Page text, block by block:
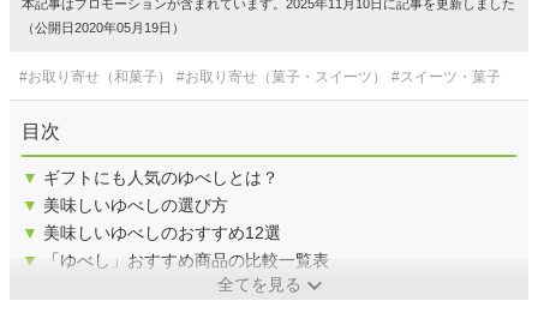
本記事はプロモーションが含まれています。2025年11月10日に記事を更新しました
（公開日2020年05月19日）
#お取り寄せ（和菓子） #お取り寄せ（菓子・スイーツ） #スイーツ・菓子
目次
▼ ギフトにも人気のゆべしとは？
▼ 美味しいゆべしの選び方
▼ 美味しいゆべしのおすすめ12選
▼
「ゆべし」おすすめ商品の比較一覧表
全てを見る